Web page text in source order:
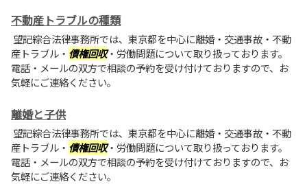
不動産トラブルの種類
望記綜合法律事務所では、東京都を中心に離婚・交通事故・不動
産トラブル・ 債権回収・労働問題について取り扱っております。
電話・メールの双方で相談の予約を受け付けておりますので、お
気軽にご連絡ください。
離婚と子供
望記綜合法律事務所では、東京都を中心に離婚・交通事故・不動
産トラブル・ 債権回収・労働問題について取り扱っております。
電話・メールの双方で相談の予約を受け付けておりますので、お
気軽にご連絡ください。